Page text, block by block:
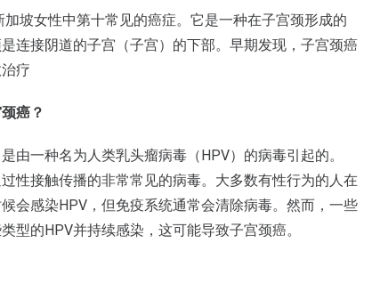
坡女性中第十常见的癌症。它是一种在子宫颈形成的
连接阴道的子宫（子宫）的下部。早期发现，子宫颈癌
疗
癌？
由一种名为人类乳头瘤病毒（HPV）的病毒引起的。
性接触传播的非常常见的病毒。大多数有性行为的人在
会感染HPV，但免疫系统通常会清除病毒。然而，一些
型的HPV并持续感染，这可能导致子宫颈癌。